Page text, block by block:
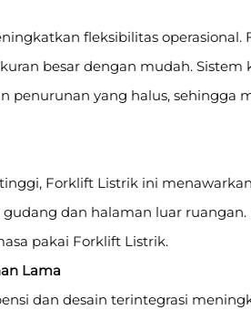
fleksibilitas
besar dengan mudah. Sistem
penurunan yang halus, sehingga
Forklift Listrik ini
dan halaman luar
pakai Forklift Listrik.
Lama
dan desain terintegrasi